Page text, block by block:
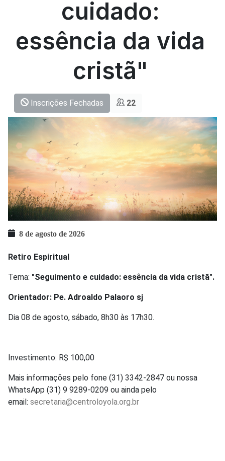
cuidado:
essência da vida
cristã"
Inscrições Fechadas 22
8 de agosto de 2026
Retiro Espiritual
Tema: "Seguimento e cuidado: essência da vida cristã".
Orientador: Pe. Adroaldo Palaoro sj
Dia 08 de agosto, sábado, 8h30 às 17h30.
Investimento: R$ 100,00
Mais informações pelo fone (31) 3342-2847 ou nossa
WhatsApp (31) 9 9289-0209 ou ainda pelo
email: secretaria@centroloyola.org.br